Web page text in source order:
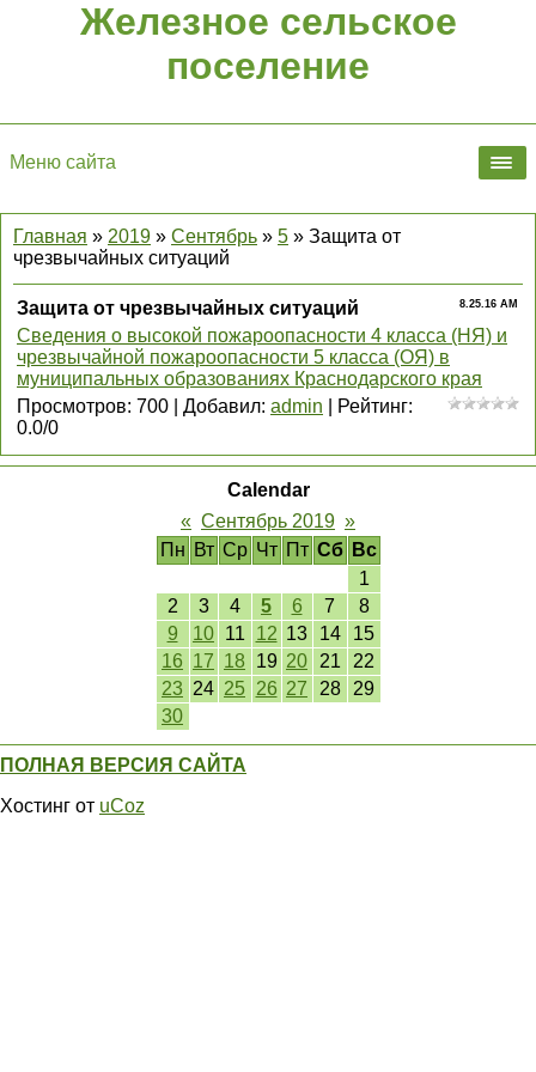
Железное сельское
поселение
Меню сайта
Главная » 2019 » Сентябрь » 5 » Защита от
чрезвычайных ситуаций
8.25.16 AM
Защита от чрезвычайных ситуаций
Сведения о высокой пожароопасности 4 класса (НЯ) и
чрезвычайной пожароопасности 5 класса (ОЯ) в
муниципальных образованиях Краснодарского края
Просмотров: 700 Добавил: admin Рейтинг:
0.0/0
Calendar
« Сентябрь 2019 »
Пн Вт Ср Чт Пт Сб
Вс
1
2
3 4 5 6 7
8
9
10 11 12 13 14
15
16 17 18 19 20 21
22
23 24 25 26 27 28
29
30
ПОЛНАЯ ВЕРСИЯ САЙТА
Хостинг от uCoz